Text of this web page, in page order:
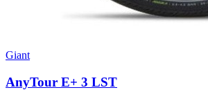
Giant
AnyTour E+ 3 LST